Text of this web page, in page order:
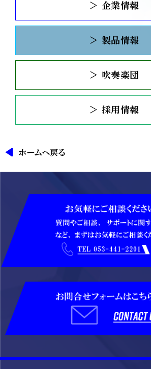
＞ 企業情報
＞ 製品情報
＞ 吹奏楽団
＞ 採用情報
ホームへ戻る